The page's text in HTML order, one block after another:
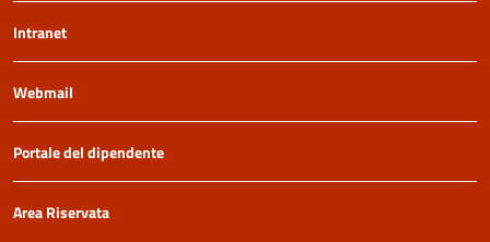
Intranet
Webmail
Portale del dipendente
Area Riservata